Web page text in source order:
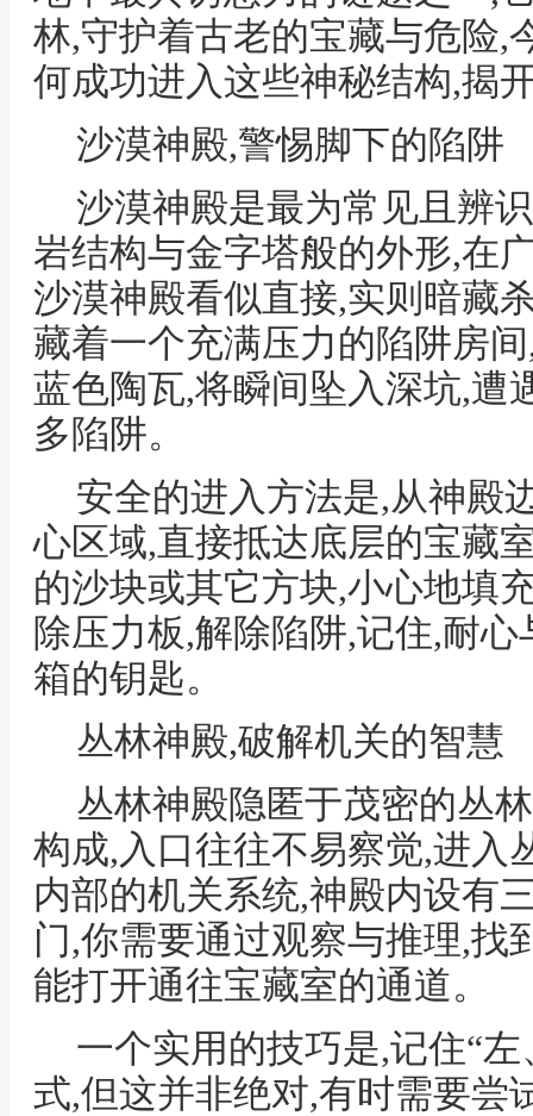
林,守护着古老的宝藏与危险,
何成功进入这些神秘结构,揭
沙漠神殿,警惕脚下的陷阱
沙漠神殿是最为常见且辨
岩结构与金字塔般的外形,在
沙漠神殿看似直接,实则暗藏
藏着一个充满压力的陷阱房
蓝色陶瓦,将瞬间坠入深坑,遭
多陷阱。
安全的进入方法是,从神殿
心区域,直接抵达底层的宝藏
的沙块或其它方块,小心地填
除压力板,解除陷阱,记住,耐
箱的钥匙。
丛林神殿,破解机关的智慧
丛林神殿隐匿于茂密的丛
构成,入口往往不易察觉,进入
内部的机关系统,神殿内设有
门,你需要通过观察与推理,找
能打开通往宝藏室的通道。
一个实用的技巧是,记住“
式,但这并非绝对,有时需要尝